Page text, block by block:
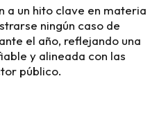
a un hito clave en materia
ningún caso de
el año, reflejando una
y alineada con las
público.